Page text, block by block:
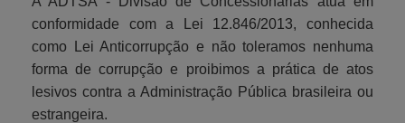
conformidade com a Lei 12.846/2013, conhecida
como Lei Anticorrupção e não toleramos nenhuma
forma de corrupção e proibimos a prática de atos
lesivos contra a Administração Pública brasileira ou
estrangeira.